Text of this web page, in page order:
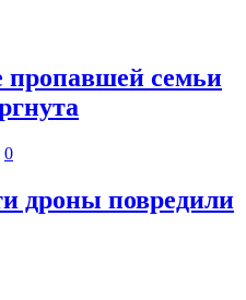
пропавшей семьи
0
дроны повредили